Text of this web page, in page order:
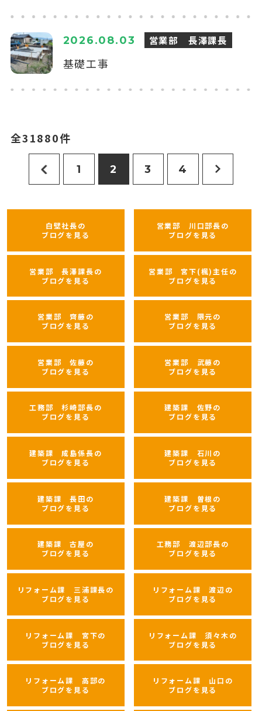
2026.08.03 営業部 長澤課長
基礎工事
全31880件
1 2 3 4
白壁社長の
ブログを見る
営業部 川口部長の
ブログを見る
営業部 長澤課長の
ブログを見る
営業部 宮下(楓)主任の
ブログを見る
営業部 齊藤の
ブログを見る
営業部 隈元の
ブログを見る
営業部 佐藤の
ブログを見る
営業部 武藤の
ブログを見る
工務部 杉崎部長の
ブログを見る
建築課 佐野の
ブログを見る
建築課 成島係長の
ブログを見る
建築課 石川の
ブログを見る
建築課 長田の
ブログを見る
建築課 曽根の
ブログを見る
建築課 古屋の
ブログを見る
工務部 渡辺部長の
ブログを見る
リフォーム課 三浦課長の
ブログを見る
リフォーム課 渡辺の
ブログを見る
リフォーム課 宮下の
ブログを見る
リフォーム課 須々木の
ブログを見る
リフォーム課 高部の
ブログを見る
リフォーム課 山口の
ブログを見る